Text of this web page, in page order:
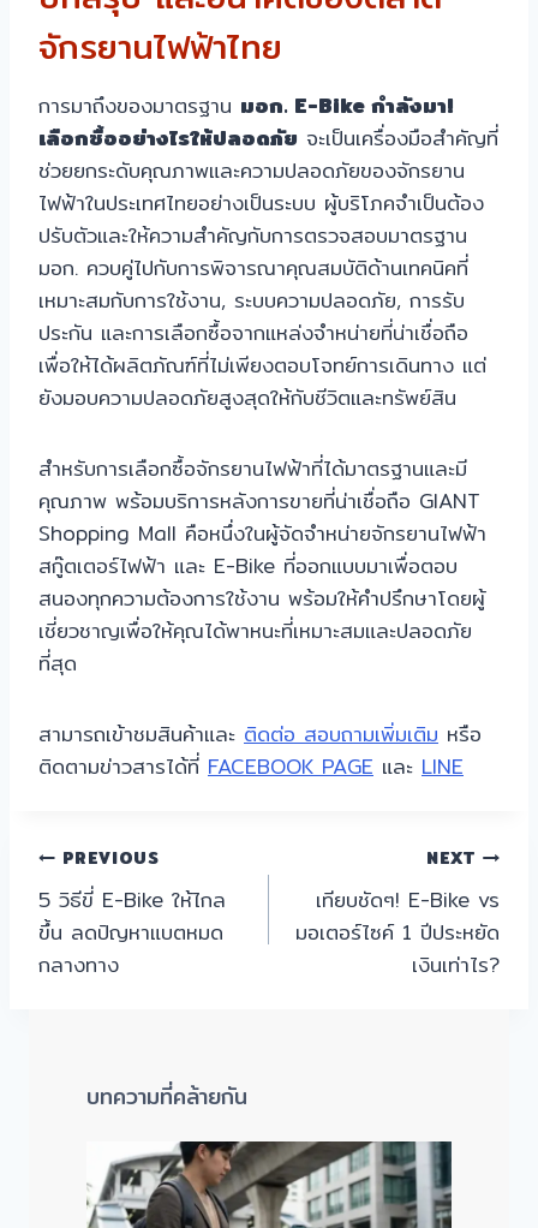
จักรยานไฟฟ้าไทย
การมาถึงของมาตรฐาน มอก. E-Bike กำลังมา!
เลือกซื้ออย่างไรให้ปลอดภัย จะเป็นเครื่องมือสำคัญที่
ช่วยยกระดับคุณภาพและความปลอดภัยของจักรยาน
ไฟฟ้าในประเทศไทยอย่างเป็นระบบ ผู้บริโภคจำเป็นต้อง
ปรับตัวและให้ความสำคัญกับการตรวจสอบมาตรฐาน
มอก. ควบคู่ไปกับการพิจารณาคุณสมบัติด้านเทคนิคที่
เหมาะสมกับการใช้งาน, ระบบความปลอดภัย, การรับ
ประกัน และการเลือกซื้อจากแหล่งจำหน่ายที่น่าเชื่อถือ
เพื่อให้ได้ผลิตภัณฑ์ที่ไม่เพียงตอบโจทย์การเดินทาง แต่
ยังมอบความปลอดภัยสูงสุดให้กับชีวิตและทรัพย์สิน
สำหรับการเลือกซื้อจักรยานไฟฟ้าที่ได้มาตรฐานและมี
คุณภาพ พร้อมบริการหลังการขายที่น่าเชื่อถือ GIANT
Shopping Mall คือหนึ่งในผู้จัดจำหน่ายจักรยานไฟฟ้า
สกู๊ตเตอร์ไฟฟ้า และ E-Bike ที่ออกแบบมาเพื่อตอบ
สนองทุกความต้องการใช้งาน พร้อมให้คำปรึกษาโดยผู้
เชี่ยวชาญเพื่อให้คุณได้พาหนะที่เหมาะสมและปลอดภัย
ที่สุด
สามารถเข้าชมสินค้าและ ติดต่อ สอบถามเพิ่มเติม หรือ
ติดตามข่าวสารได้ที่ FACEBOOK PAGE และ LINE
แนะแนว
เรื่อง
PREVIOUS
5 วิธีขี่ E-Bike ให้ไกล
ขึ้น ลดปัญหาแบตหมด
กลางทาง
NEXT
เทียบชัดๆ! E-Bike vs
มอเตอร์ไซค์ 1 ปีประหยัด
เงินเท่าไร?
บทความที่คล้ายกัน